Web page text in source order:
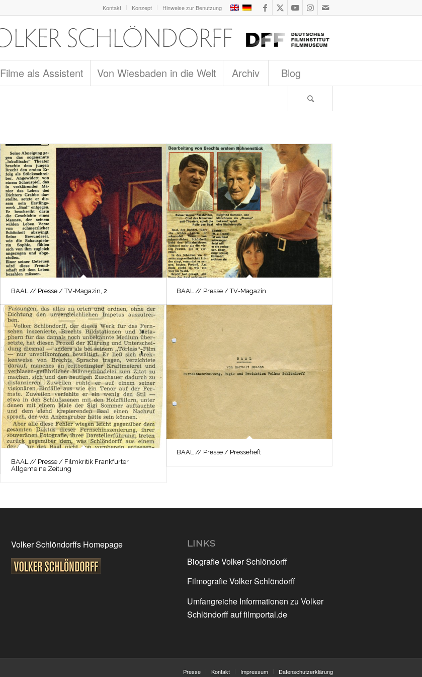
Kontakt Konzept Hinweise zur Benutzung
Filme als Assistent Von Wiesbaden in die Welt Archiv Blog
BAAL // Presse / TV-Magazin, 2 BAAL // Presse / TV-Magazin
BAAL // Presse / Filmkritik Frankfurter
Allgemeine Zeitung
BAAL // Presse / Presseheft
Volker Schlöndorffs Homepage LINKS
Biografie Volker Schlöndorff
Filmografie Volker Schlöndorff
Umfangreiche Informationen zu Volker
Schlöndorff auf filmportal.de
Presse Kontakt Impressum Datenschutzerklärung